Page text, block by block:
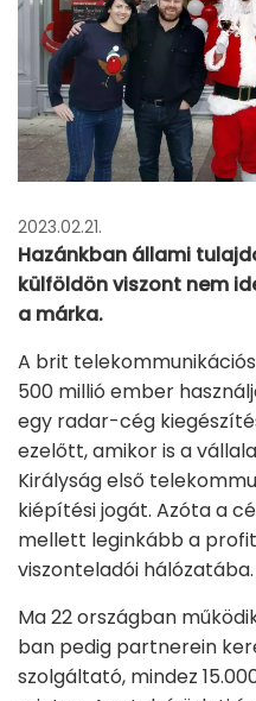
2023.02.21.
Hazánkban állami
külföldön viszont nem
a márka.
A brit
500 millió ember
egy radar-cég
ezelőtt, amikor is a
Királyság első
kiépítési jogát. Azóta a
mellett leginkább a
viszonteladói hálózatába.
Ma 22 országban
ban pedig partnerein
szolgáltató, mindez